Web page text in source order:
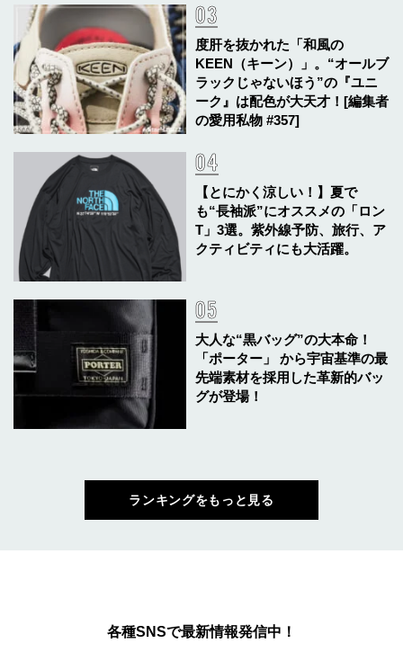
度肝を抜かれた「和風の
KEEN（キーン）」。“オールブ
ラックじゃないほう”の『ユニ
ーク』は配色が大天才！[編集者
の愛用私物 #357]
【とにかく涼しい！】夏で
も“長袖派”にオススメの「ロン
T」3選。紫外線予防、旅行、ア
クティビティにも大活躍。
大人な“黒バッグ”の大本命！
「ポーター」 から宇宙基準の最
先端素材を採用した革新的バッ
グが登場！
ランキングをもっと見る
各種SNSで最新情報発信中！